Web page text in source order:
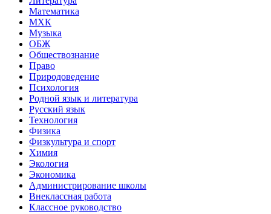
Математика
МХК
Музыка
ОБЖ
Обществознание
Право
Природоведение
Психология
Родной язык и литература
Русский язык
Технология
Физика
Физкультура и спорт
Химия
Экология
Экономика
Администрирование школы
Внеклассная работа
Классное руководство